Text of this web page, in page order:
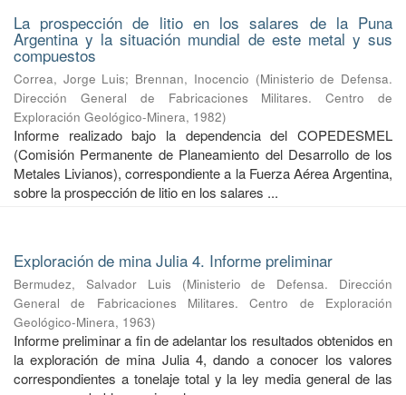
La prospección de litio en los salares de la Puna
Argentina y la situación mundial de este metal y sus
compuestos
Correa, Jorge Luis; Brennan, Inocencio (Ministerio de Defensa.
Dirección General de Fabricaciones Militares. Centro de
Exploración Geológico-Minera, 1982)
Informe realizado bajo la dependencia del COPEDESMEL
(Comisión Permanente de Planeamiento del Desarrollo de los
Metales Livianos), correspondiente a la Fuerza Aérea Argentina,
sobre la prospección de litio en los salares ...
Exploración de mina Julia 4. Informe preliminar
Bermudez, Salvador Luis (Ministerio de Defensa. Dirección
General de Fabricaciones Militares. Centro de Exploración
Geológico-Minera, 1963)
Informe preliminar a fin de adelantar los resultados obtenidos en
la exploración de mina Julia 4, dando a conocer los valores
correspondientes a tonelaje total y la ley media general de las